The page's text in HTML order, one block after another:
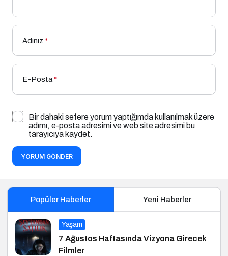
Adınız *
E-Posta*
Bir dahaki sefere yorum yaptığımda kullanılmak üzere
adımı, e-posta adresimi ve web site adresimi bu
tarayıcıya kaydet.
YORUM GÖNDER
Popüler Haberler Yeni Haberler
Yaşam
7 Ağustos Haftasında Vizyona Girecek
Filmler